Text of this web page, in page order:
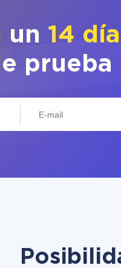
un 14
prueba